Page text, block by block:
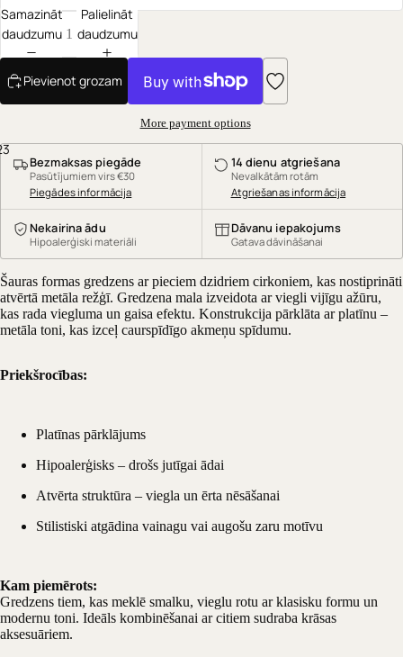
3
Samazināt
daudzumu
Palielināt
daudzumu
Pievienot grozam
More payment options
Bezmaksas piegāde
Pasūtījumiem virs €30
Piegādes informācija
14 dienu atgriešana
Nevalkātām rotām
Atgriešanas informācija
Nekairina ādu
Hipoalerģiski materiāli
Dāvanu iepakojums
Gatava dāvināšanai
Šauras formas gredzens ar pieciem dzidriem cirkoniem, kas nostiprināti
atvērtā metāla režģī. Gredzena mala izveidota ar viegli vijīgu ažūru,
kas rada viegluma un gaisa efektu. Konstrukcija pārklāta ar platīnu –
metāla toni, kas izceļ caurspīdīgo akmeņu spīdumu.
Priekšrocības:
Platīnas pārklājums
Hipoalerģisks – drošs jutīgai ādai
Atvērta struktūra – viegla un ērta nēsāšanai
Stilistiski atgādina vainagu vai augošu zaru motīvu
Kam piemērots:
Gredzens tiem, kas meklē smalku, vieglu rotu ar klasisku formu un
modernu toni. Ideāls kombinēšanai ar citiem sudraba krāsas
aksesuāriem.